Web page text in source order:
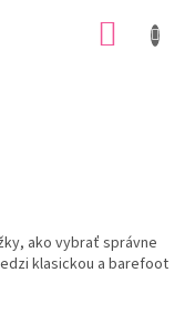
ako vybrať správne
klasickou a barefoot